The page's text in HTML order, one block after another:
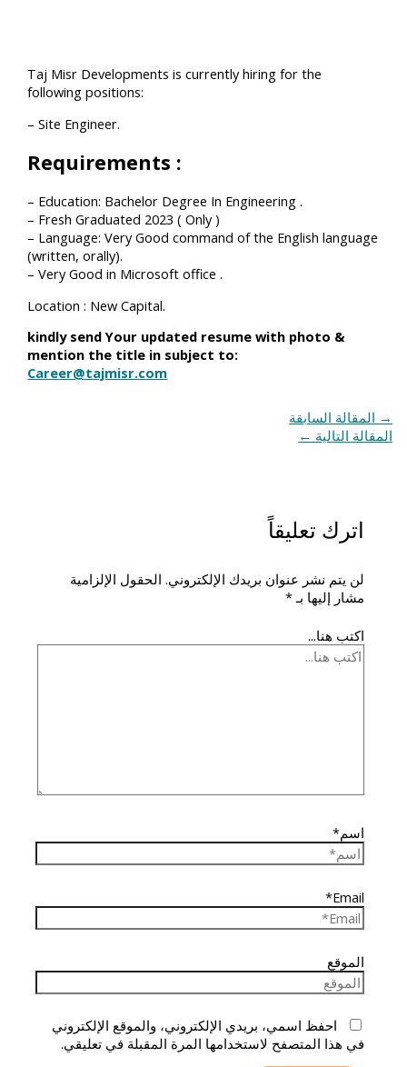
Taj Misr Developments is currently hiring for the
following positions:
– Site Engineer.
Requirements :
– Education: Bachelor Degree In Engineering .
– Fresh Graduated 2023 ( Only )
– Language: Very Good command of the English language
(written, orally).
– Very Good in Microsoft office .
Location : New Capital.
kindly send Your updated resume with photo &
mention the title in subject to:
Career@tajmisr.com
→ المقالة السابقة
المقالة التالية ←
اترك تعليقاً
لن يتم نشر عنوان بريدك الإلكتروني. الحقول الإلزامية
مشار إليها بـ*
اكتب هنا...
اسم*
Email*
الموقع
احفظ اسمي، بريدي الإلكتروني، والموقع الإلكتروني
في هذا المتصفح لاستخدامها المرة المقبلة في تعليقي.